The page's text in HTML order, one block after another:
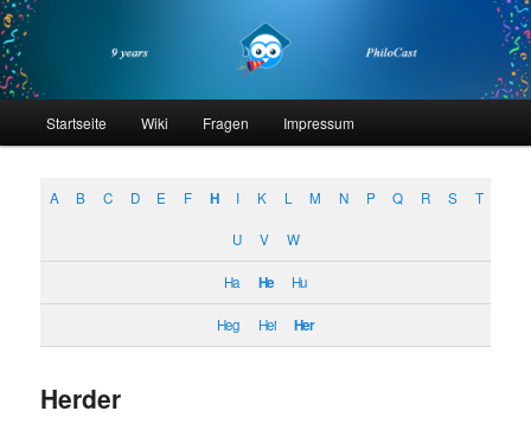
Zum
primären
Inhalt
springen
Zum
sekundären
Inhalt
springenphilocast
Startseite Wiki Fragen Impressum
A B C D E F H I K L M N P Q R S T
U V W
Ha He Hu
Heg Hei Her
Herder